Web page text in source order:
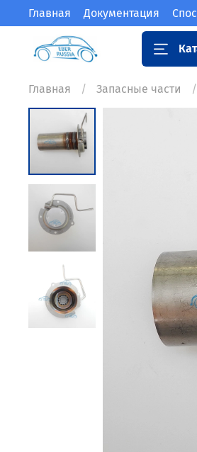
Главная Документация
Главная Запасные части